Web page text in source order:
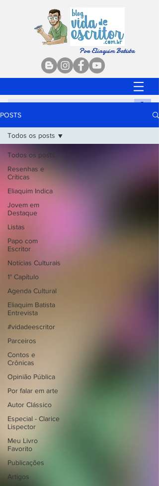
Por Eliaquim Batista
POSTS
Todos os posts
Resenhas e
Críticas
Eliaquim Indica
Jovem em
Destaque
Listas
Papo com
Escritor
Notícias Culturais
1° Capítulo
Agenda Cultural
Eliaquim Batista
Entrevista
#vidadeescritor
Parceiros
Contos e
Crônicas
Opinião Pública
Por falar em arte
Autor Clássico
Especial - Clarice
Lispector
Meu Livro
Favorito
Publicações
Artigos
Todos os posts